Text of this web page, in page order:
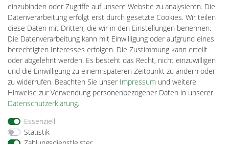
Gebrauchtlicht
Ledkauf
DEYESOLAR
Lightech Connect
CardanLight Europe
FORTIMO LEDs
Cardanlight-Shop
Wallbox24
Impressum
einzubinden oder Zugriffe auf unsere Website zu analysieren. Die
Datenverarbeitung erfolgt erst durch gesetzte Cookies. Wir teilen
diese Daten mit Dritten, die wir in den Einstellungen benennen.
Die Datenverarbeitung kann mit Einwilligung oder aufgrund eines
berechtigten Interesses erfolgen. Die Zustimmung kann erteilt
oder abgelehnt werden. Es besteht das Recht, nicht einzuwilligen
und die Einwilligung zu einem späteren Zeitpunkt zu ändern oder
zu widerrufen. Beachten Sie unser Impressum und weitere
Hinweise zur Verwendung personenbezogener Daten in unserer
Daten­schutz­erklärung.
Essenziell
Statistik